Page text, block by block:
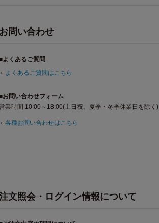
お問い合わせ
よくあるご質問
よくあるご質問はこちら
お問い合わせフォーム
業時間 10:00～18:00(土日祝、夏季・冬季休業日を除く)
各種お問い合わせはこちら
文照会・ログイン情報について